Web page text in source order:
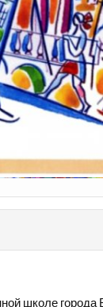
школе